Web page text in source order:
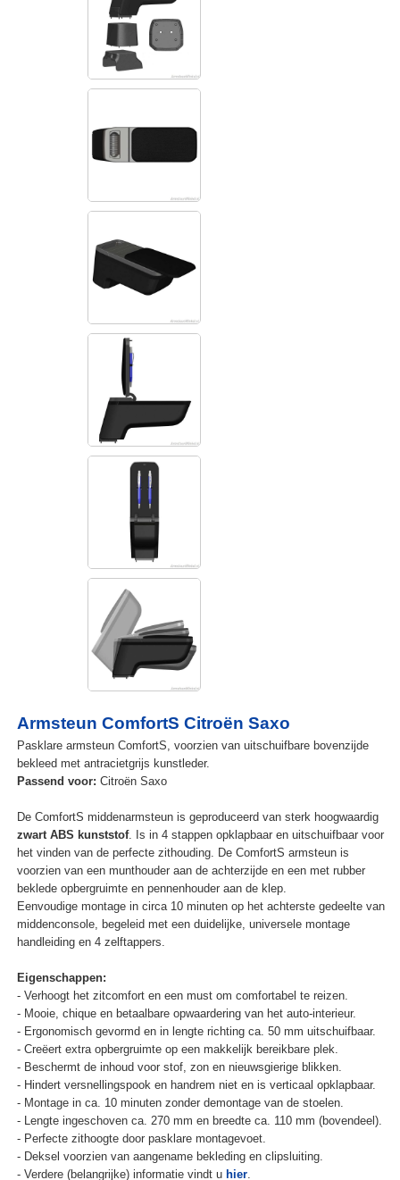
Armsteun ComfortS Citroën Saxo
Pasklare armsteun ComfortS, voorzien van uitschuifbare bovenzijde
bekleed met antracietgrijs kunstleder.
Passend voor: Citroën Saxo
De ComfortS middenarmsteun is geproduceerd van sterk hoogwaardig
zwart ABS kunststof. Is in 4 stappen opklapbaar en uitschuifbaar voor
het vinden van de perfecte zithouding. De ComfortS armsteun is
voorzien van een munthouder aan de achterzijde en een met rubber
beklede opbergruimte en pennenhouder aan de klep.
Eenvoudige montage in circa 10 minuten op het achterste gedeelte van
middenconsole, begeleid met een duidelijke, universele montage
handleiding en 4 zelftappers.
Eigenschappen:
- Verhoogt het zitcomfort en een must om comfortabel te reizen.
- Mooie, chique en betaalbare opwaardering van het auto-interieur.
- Ergonomisch gevormd en in lengte richting ca. 50 mm uitschuifbaar.
- Creëert extra opbergruimte op een makkelijk bereikbare plek.
- Beschermt de inhoud voor stof, zon en nieuwsgierige blikken.
- Hindert versnellingspook en handrem niet en is verticaal opklapbaar.
- Montage in ca. 10 minuten zonder demontage van de stoelen.
- Lengte ingeschoven ca. 270 mm en breedte ca. 110 mm (bovendeel).
- Perfecte zithoogte door pasklare montagevoet.
- Deksel voorzien van aangename bekleding en clipsluiting.
- Verdere (belangrijke) informatie vindt u hier.